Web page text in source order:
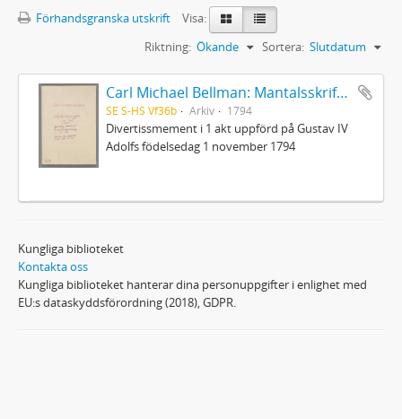
Förhandsgranska utskrift
Visa:
Sortera: Slutdatum
Riktning: Ökande
Carl Michael Bellman: Mantalsskrifningen
SE S-HS Vf36b Arkiv 1794
Divertissmement i 1 akt uppförd på Gustav IV
Adolfs födelsedag 1 november 1794
Kungliga biblioteket
Kontakta oss
Kungliga biblioteket hanterar dina personuppgifter i enlighet med
EU:s dataskyddsförordning (2018), GDPR.